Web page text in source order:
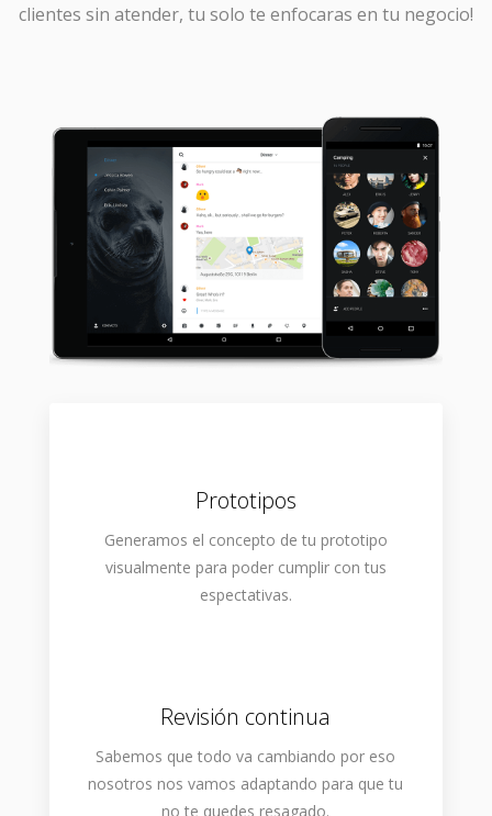
clientes sin atender, tu solo te enfocaras en tu negocio!
Prototipos
Generamos el concepto de tu prototipo
visualmente para poder cumplir con tus
espectativas.
Revisión continua
Sabemos que todo va cambiando por eso
nosotros nos vamos adaptando para que tu
no te quedes resagado.